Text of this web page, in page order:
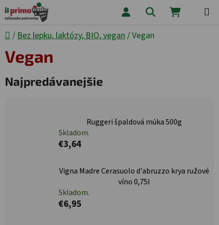
Prejsť na obsah Hľadať
Domov
/ Bez lepku, laktózy, BIO, vegan /Vegan
Vegan
Najpredávanejšie
Ruggeri špaldová múka 500g
Skladom.
€3,64
Vigna Madre Cerasuolo d'abruzzo krya ružové
víno 0,75l
Skladom.
€6,95